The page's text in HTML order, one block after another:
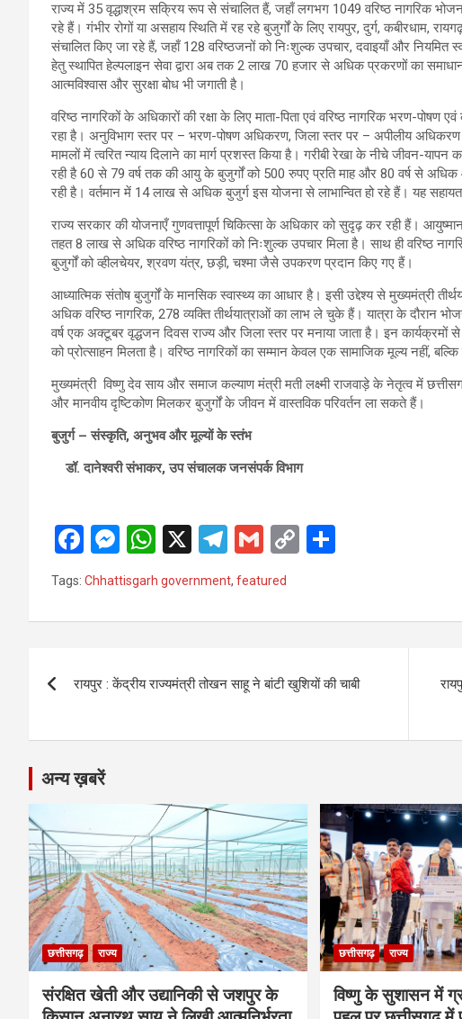
राज्य में 35 वृद्धाश्रम सक्रिय रूप से संचालित हैं, जहाँ लगभग 1049 वरिष्ठ नागरिक
रहे हैं। गंभीर रोगों या असहाय स्थिति में रह रहे बुजुर्गों के लिए रायपुर, दुर्ग, कबीरधाम,
संचालित किए जा रहे हैं, जहाँ 128 वरिष्ठजनों को निःशुल्क उपचार, दवाइयाँ और नियमित
हेतु स्थापित हेल्पलाइन सेवा द्वारा अब तक 2 लाख 70 हजार से अधिक प्रकरणों का
आत्मविश्वास और सुरक्षा बोध भी जगाती है।
वरिष्ठ नागरिकों के अधिकारों की रक्षा के लिए माता-पिता एवं वरिष्ठ नागरिक भरण-
रहा है। अनुविभाग स्तर पर – भरण-पोषण अधिकरण, जिला स्तर पर – अपीलीय
मामलों में त्वरित न्याय दिलाने का मार्ग प्रशस्त किया है। गरीबी रेखा के नीचे जीवन-यापन
रही है 60 से 79 वर्ष तक की आयु के बुजुर्गों को 500 रुपए प्रति माह और 80 वर्ष से अधिक
रही है। वर्तमान में 14 लाख से अधिक बुजुर्ग इस योजना से लाभान्वित हो रहे हैं। यह
राज्य सरकार की योजनाएँ गुणवत्तापूर्ण चिकित्सा के अधिकार को सुदृढ़ कर रही हैं।
तहत 8 लाख से अधिक वरिष्ठ नागरिकों को निःशुल्क उपचार मिला है। साथ ही वरिष्ठ
बुजुर्गों को व्हीलचेयर, श्रवण यंत्र, छड़ी, चश्मा जैसे उपकरण प्रदान किए गए हैं।
आध्यात्मिक संतोष बुजुर्गों के मानसिक स्वास्थ्य का आधार है। इसी उद्देश्य से मुख्यमंत्री
अधिक वरिष्ठ नागरिक, 278 व्यक्ति तीर्थयात्राओं का लाभ ले चुके हैं। यात्रा के दौरान
वर्ष एक अक्टूबर वृद्धजन दिवस राज्य और जिला स्तर पर मनाया जाता है। इन कार्यक्रमों
को प्रोत्साहन मिलता है। वरिष्ठ नागरिकों का सम्मान केवल एक सामाजिक मूल्य नहीं,
मुख्यमंत्री विष्णु देव साय और समाज कल्याण मंत्री मती लक्ष्मी राजवाड़े के नेतृत्व में
और मानवीय दृष्टिकोण मिलकर बुजुर्गों के जीवन में वास्तविक परिवर्तन ला सकते हैं।
बुजुर्ग – संस्कृति, अनुभव और मूल्यों के स्तंभ
डॉ. दानेश्वरी संभाकर, उप संचालक जनसंपर्क विभाग
F
a
ce
b
o
M
es
se
n
er
W
at
s
p
X
T
el
e
gr
m
G
m
ail
C
Li
k
e
Tags: Chhattisgarh government, featured
navigation
रायपुर : केंद्रीय राज्यमंत्री तोखन साहू ने बांटी खुशियों की चाबी
अन्य ख़बरें
छत्तीसगढ़ राज्य
संरक्षित खेती और उद्यानिकी से जशपुर के
छत्तीसगढ़ राज्य
विष्णु के सुशासन में